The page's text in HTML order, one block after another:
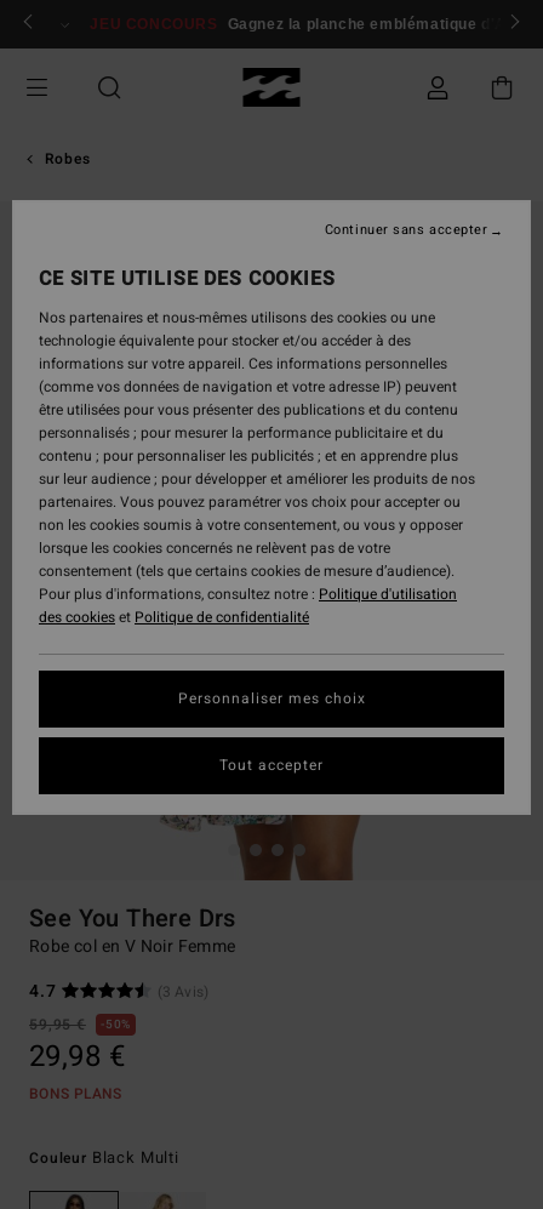
Passer
Se connecter / s'inscrire
JEU CONCOURS Gagnez la planche emblématique d'Andy
Robes
See You There Drs
Robe col en V Noir Femme
4.7
(3 Avis)
59,95 €
50%
29,98 €
BONS PLANS
Couleur Black Multi
CE SITE UTILISE DES COOKIES
Nos partenaires et nous-mêmes utilisons des cookies ou une
technologie équivalente pour stocker et/ou accéder à des
informations sur votre appareil. Ces informations personnelles
(comme vos données de navigation et votre adresse IP) peuvent
être utilisées pour vous présenter des publications et du contenu
personnalisés ; pour mesurer la performance publicitaire et du
contenu ; pour personnaliser les publicités ; et en apprendre plus
sur leur audience ; pour développer et améliorer les produits de nos
partenaires. Vous pouvez paramétrer vos choix pour accepter ou
non les cookies soumis à votre consentement, ou vous y opposer
lorsque les cookies concernés ne relèvent pas de votre
consentement (tels que certains cookies de mesure d’audience).
Pour plus d'informations, consultez notre : Politique d'utilisation
des cookieset Politique de confidentialité
Personnaliser mes choix
Continuer sans accepter
Tout accepter